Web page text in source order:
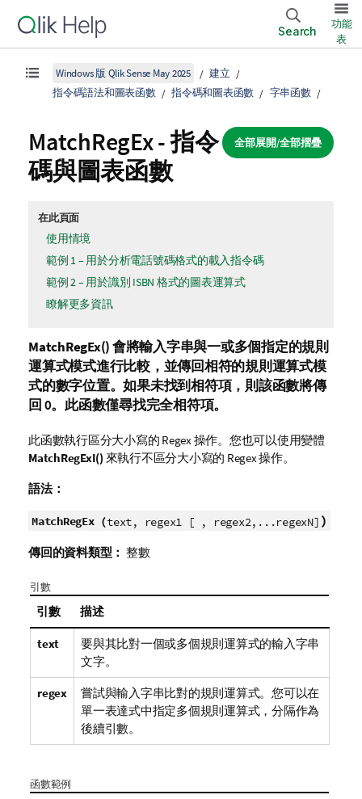
Search
功能
表
Windows 版 Qlik Sense May 2025
建立
指令碼語法和圖表函數
指令碼和圖表函數 字串函數
全部展開/全部摺疊
MatchRegEx - 指令
碼與圖表函數
在此頁面
使用情境
範例 1 – 用於分析電話號碼格式的載入指令碼
範例 2 – 用於識別 ISBN 格式的圖表運算式
瞭解更多資訊
MatchRegEx()會將輸入字串與一或多個指定的規則
運算式模式進行比較，並傳回相符的規則運算式模
式的數字位置。如果未找到相符項，則該函數將傳
回 0。此函數僅尋找完全相符項。
此函數執行區分大小寫的 Regex 操作。您也可以使用變體
MatchRegExI() 來執行不區分大小寫的 Regex 操作。
語法：
MatchRegEx (text, regex1 [ , regex2,...regexN] )
傳回的資料類型： 整數
引數
引數 描述
text
要與其比對一個或多個規則運算式的輸入字串
文字。
regex
嘗試與輸入字串比對的規則運算式。您可以在
單一表達式中指定多個規則運算式，分隔作為
後續引數。
函數範例